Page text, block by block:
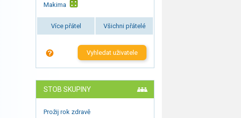
Makima
Více přátel Všichni přátelé
Vyhledat uživatele
STOB SKUPINY
Prožij rok zdravě